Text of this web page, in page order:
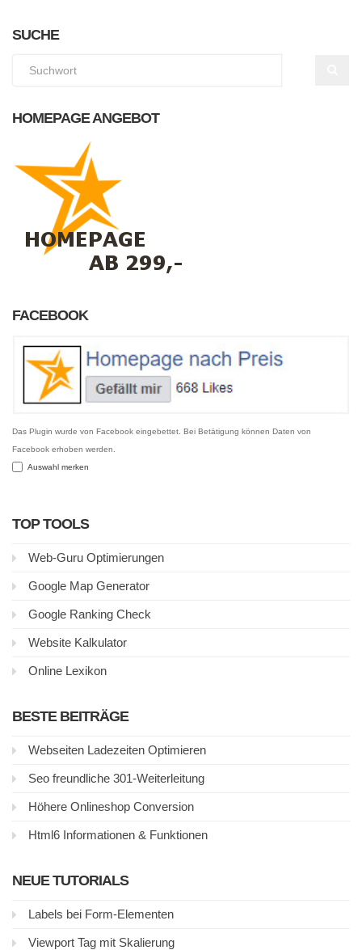
SUCHE
HOMEPAGE ANGEBOT
FACEBOOK
Das Plugin wurde von Facebook eingebettet. Bei Betätigung können Daten von
Facebook erhoben werden.
Auswahl merken
TOP TOOLS
Web-Guru Optimierungen
Google Map Generator
Google Ranking Check
Website Kalkulator
Online Lexikon
BESTE BEITRÄGE
Webseiten Ladezeiten Optimieren
Seo freundliche 301-Weiterleitung
Höhere Onlineshop Conversion
Html6 Informationen & Funktionen
NEUE TUTORIALS
Labels bei Form-Elementen
Viewport Tag mit Skalierung